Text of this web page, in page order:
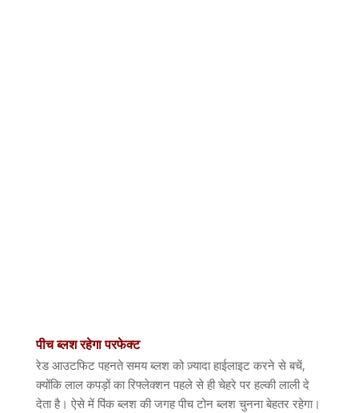
पीचब्लशरहेगापरफेक्ट
रेड आउटफिट पहनते समय ब्लश को ज़्यादा हाईलाइट करने से बचें,
क्योंकि लाल कपड़ों का रिफ्लेक्शन पहले से ही चेहरे पर हल्की लाली दे
देता है। ऐसे में पिंक ब्लश की जगह पीच टोन ब्लश चुनना बेहतर रहेगा।